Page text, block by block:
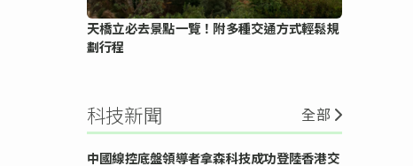
天橋立必去景點一覽！附多種交通方式輕鬆規
劃行程
科技新聞 全部
中國線控底盤領導者拿森科技成功登陸香港交